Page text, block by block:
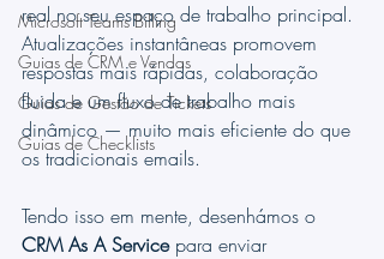
Microsoft Teams Billing
Guias de CRM e Vendas
Guias de Gestão de Tickets
Guias de Checklists
real no seu espaço de trabalho principal.
Atualizações instantâneas promovem
respostas mais rápidas, colaboração
fluida e um fluxo de trabalho mais
dinâmico — muito mais eficiente do que
os tradicionais emails.
Tendo isso em mente, desenhámos o
CRM As A Service para enviar